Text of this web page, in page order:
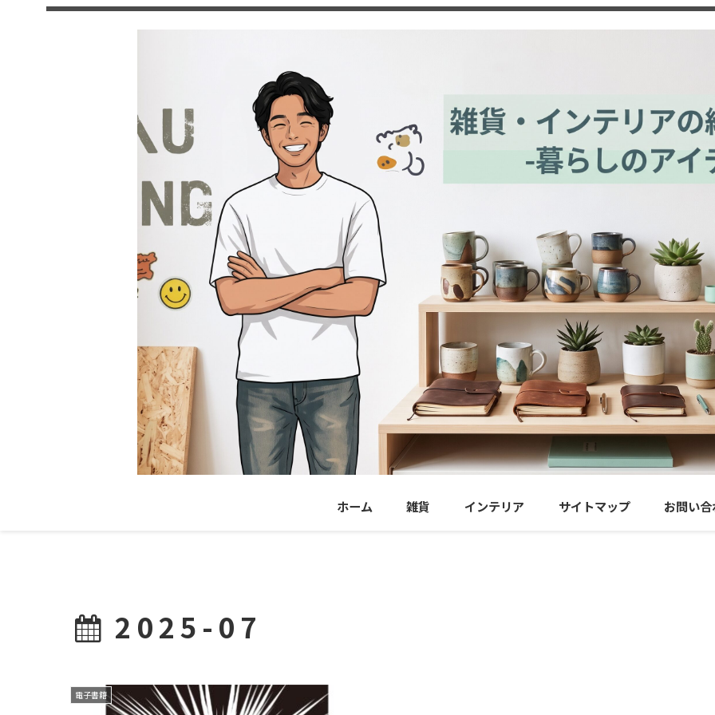
ホーム 雑貨 インテリア サイトマップ お問い
2025-07
電子書籍